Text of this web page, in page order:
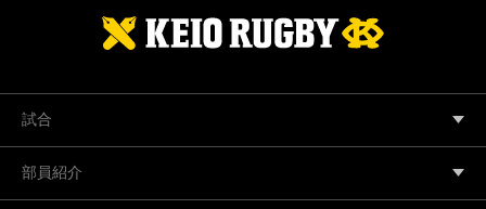
試合
部員紹介